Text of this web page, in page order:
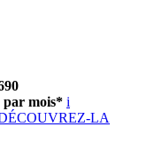
par mois* i
LA